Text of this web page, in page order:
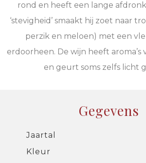
rond en heeft een lange
‘stevigheid’ smaakt hij zoet naar
perzik en meloen) met een
erdoorheen. De wijn heeft
en geurt soms zelfs licht
Gegevens
Jaartal
Kleur